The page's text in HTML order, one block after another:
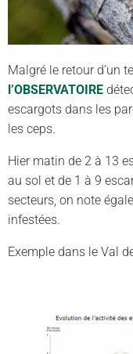
Malgré le retour d’un
l’OBSERVATOIRE
escargots dans les
les ceps.
Hier matin de 2 à 13
au sol et de 1 à 9
secteurs, on note
infestées.
Exemple dans le Val